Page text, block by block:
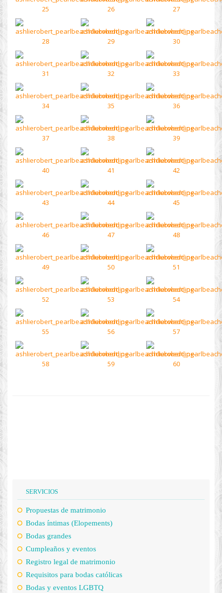
SERVICIOS
Propuestas de matrimonio
Bodas íntimas (Elopements)
Bodas grandes
Cumpleaños y eventos
Registro legal de matrimonio
Requisitos para bodas católicas
Bodas y eventos LGBTQ